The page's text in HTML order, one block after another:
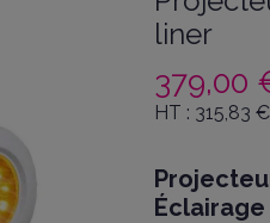
liner
379,00
HT : 315,83€